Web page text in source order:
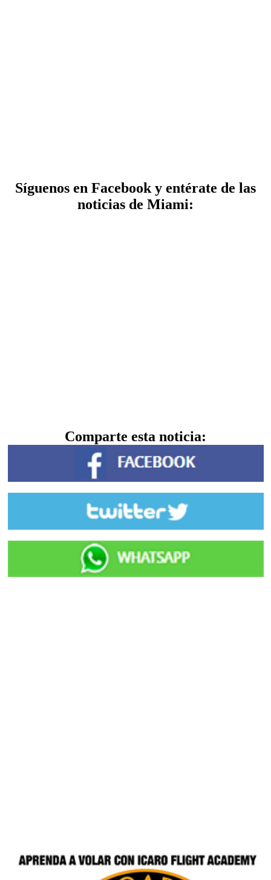
Síguenos en Facebook y entérate de las
noticias de Miami:
Comparte esta noticia: